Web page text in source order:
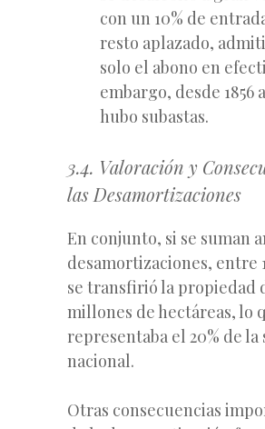
con un 10% de
resto aplazado,
solo el abono en
embargo, desde 1856
hubo subastas.
3.4. Valoración y
las Desamortizaciones
En conjunto, si se suman
desamortizaciones, entre
se transfirió la propiedad
millones de hectáreas, lo
representaba el 20% de
nacional.
Otras consecuencias